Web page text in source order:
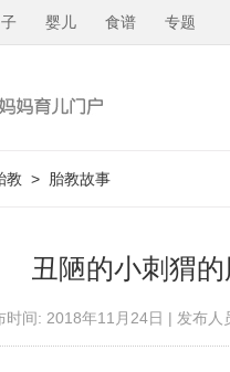
婴儿 食谱 专题
教 > 胎教故事
丑陋的小刺猬
时间: 2018年11月24日 | 发布